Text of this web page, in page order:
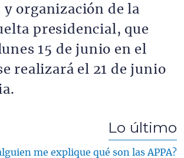
y organización de la
presidencial, que
15 de junio en el
realizará el 21 de junio
Lo último
me explique qué son las APPA?